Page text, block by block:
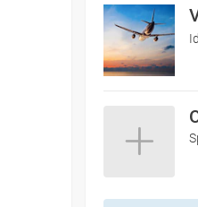
17:50
MAD
20/11/2026